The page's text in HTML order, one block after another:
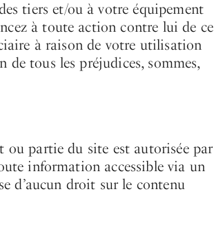
tiers et/ou à votre équipement
à toute action contre lui de ce
à raison de votre utilisation
tous les préjudices, sommes,
ou partie du site est autorisée par
information accessible via un
d’aucun droit sur le contenu